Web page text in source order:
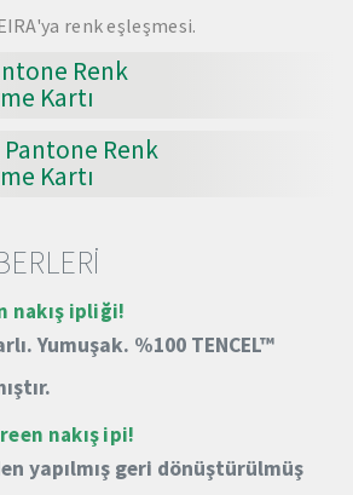
renk eşleşmesi.
Renk
Kartı
Renk
Kartı
nakış ipliği!
Yumuşak. %100 TENCEL™
nakış ipi!
yapılmış geri dönüştürülmüş